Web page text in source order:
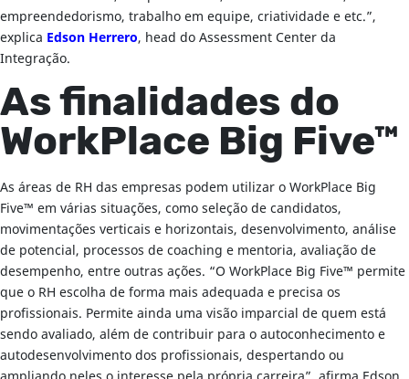
empreendedorismo, trabalho em equipe, criatividade e etc.”,
explica Edson Herrero, head do Assessment Center da
Integração.
As finalidades do
WorkPlace Big Five™
As áreas de RH das empresas podem utilizar o WorkPlace Big
Five™ em várias situações, como seleção de candidatos,
movimentações verticais e horizontais, desenvolvimento, análise
de potencial, processos de coaching e mentoria, avaliação de
desempenho, entre outras ações. “O WorkPlace Big Five™ permite
que o RH escolha de forma mais adequada e precisa os
profissionais. Permite ainda uma visão imparcial de quem está
sendo avaliado, além de contribuir para o autoconhecimento e
autodesenvolvimento dos profissionais, despertando ou